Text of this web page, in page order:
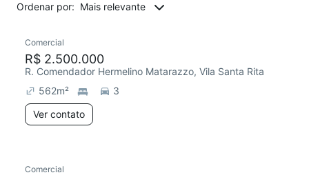
Ordenar por: Mais relevante
Comercial
R$ 2.500.000
R. Comendador Hermelino Matarazzo, Vila Santa Rita
562m²
3
Ver contato
Comercial